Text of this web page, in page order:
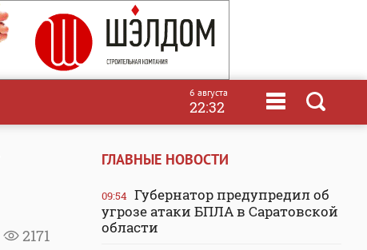
6 августа
22:32
2171
ГЛАВНЫЕ НОВОСТИ
09:54 Губернатор предупредил об
угрозе атаки БПЛА в Саратовской
области